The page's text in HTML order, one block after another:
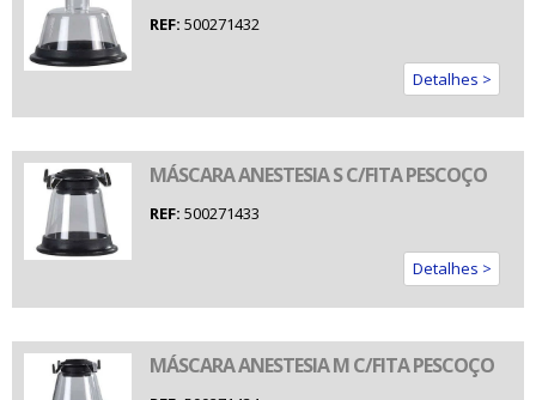
REF: 500271432
Detalhes >
MÁSCARA ANESTESIA S C/FITA PESCOÇO
REF: 500271433
Detalhes >
MÁSCARA ANESTESIA M C/FITA PESCOÇO